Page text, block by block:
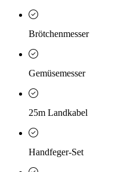
Brötchenmesser
Gemüsemesser
25m Landkabel
Handfeger-Set